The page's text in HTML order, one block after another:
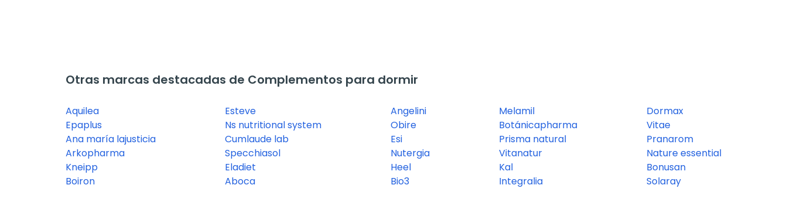
Otras marcas destacadas de Complementos para dormir
Aquilea
Epaplus
Ana maría lajusticia
Arkopharma
Kneipp
Boiron
Esteve
Ns nutritional system
Cumlaude lab
Specchiasol
Eladiet
Aboca
Angelini
Obire
Esi
Nutergia
Heel
Bio3
Melamil
Botánicapharma
Prisma natural
Vitanatur
Kal
Integralia
Dormax
Vitae
Pranarom
Nature essential
Bonusan
Solaray